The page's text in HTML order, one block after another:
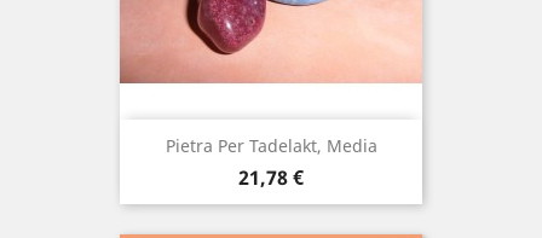
Pietra Per Tadelakt, Media
Prezzo
21,78 €